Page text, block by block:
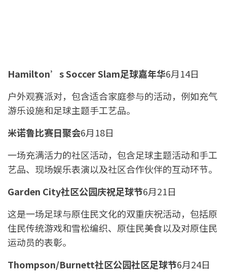
Hamilton’s Soccer Slam足球嘉年华6月14日
户外观赛派对，包含适合家庭参与的活动，例如充气
游乐设施和足球主题手工艺品。
米诺鲁比赛日聚会6月18日
一场充满活力的社区活动，包含足球主题活动和手工
艺品、现场娱乐表演以及社区合作伙伴的互动环节。
Garden City社区公园庆祝足球节6月21日
这是一场足球与原住民文化的双重庆祝活动，包括原
住民传统游戏和雪松编织、原住民美食以及对原住民
运动员的表彰。
Thompson/Burnett社区公园社区足球节6月24日